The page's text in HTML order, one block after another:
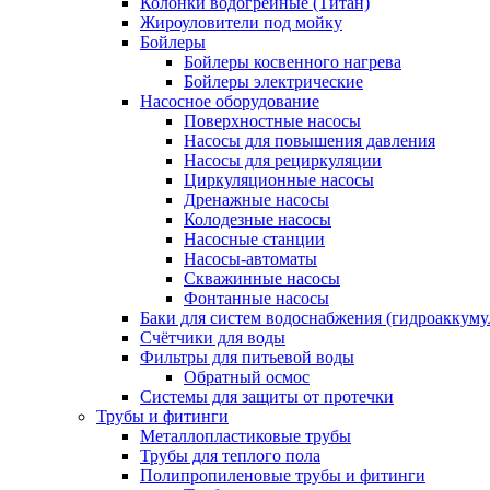
Жироуловители под мойку
Бойлеры
Бойлеры косвенного нагрева
Бойлеры электрические
Насосное оборудование
Поверхностные насосы
Насосы для повышения давления
Насосы для рециркуляции
Циркуляционные насосы
Дренажные насосы
Колодезные насосы
Насосные станции
Насосы-автоматы
Скважинные насосы
Фонтанные насосы
Баки для систем водоснабжения
Счётчики для воды
Фильтры для питьевой воды
Обратный осмос
Системы для защиты от протечки
Трубы и фитинги
Металлопластиковые трубы
Трубы для теплого пола
Полипропиленовые трубы и фитинги